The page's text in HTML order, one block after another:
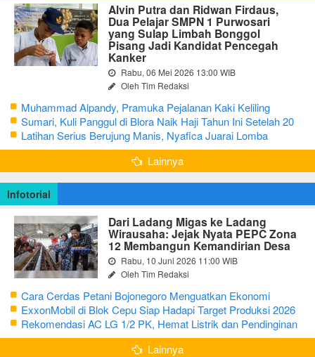
Alvin Putra dan Ridwan Firdaus,
Dua Pelajar SMPN 1 Purwosari
yang Sulap Limbah Bonggol
Pisang Jadi Kandidat Pencegah
Kanker
Rabu, 06 Mei 2026 13:00 WIB
Oleh Tim Redaksi
Muhammad Alpandy, Pramuka Pejalanan Kaki Keliling
Nusantara dengan Misi Literasi Budaya
Sumari, Kuli Panggul di Blora Naik Haji Tahun Ini Setelah 20
Tahun Sisihkan Uang Receh
Latihan Serius Berujung Manis, Nyafica Juarai Lomba
Bertutur tentang Nilai Hidup Orang Samin
Lainnya
Infotorial
Dari Ladang Migas ke Ladang
Wirausaha: Jejak Nyata PEPC Zona
12 Membangun Kemandirian Desa
Rabu, 10 Juni 2026 11:00 WIB
Oleh Tim Redaksi
Cara Cerdas Petani Bojonegoro Menguatkan Ekonomi
Keluarga
ExxonMobil di Blok Cepu Siap Hadapi Target Produksi 2026
Rekomendasi AC LG 1/2 PK, Hemat Listrik dan Pendinginan
Maksimal
Lainnya